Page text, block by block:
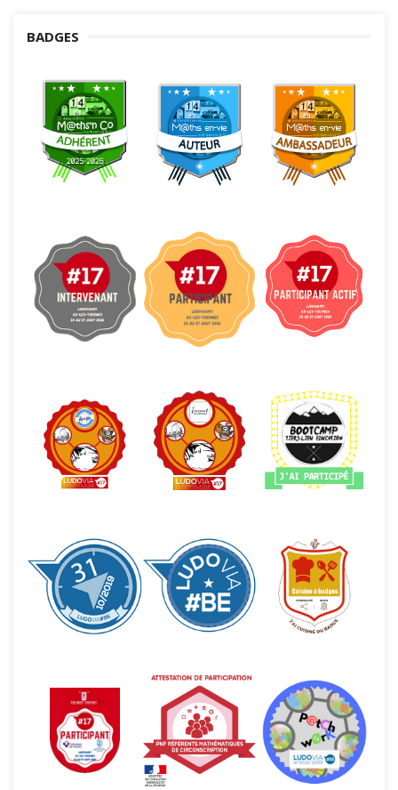
BADGES